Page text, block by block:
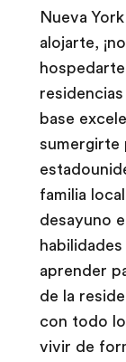
Nueva
alojarte,
base
sumergirte
familia
desayuno
aprender
de la
con todo
vivir de